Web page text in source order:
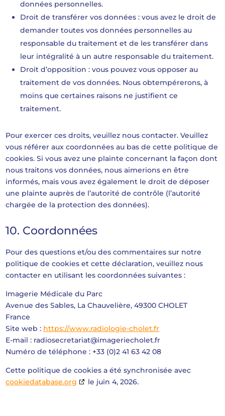
données personnelles.
Droit de transférer vos données : vous avez le droit de
demander toutes vos données personnelles au
responsable du traitement et de les transférer dans
leur intégralité à un autre responsable du traitement.
Droit d’opposition : vous pouvez vous opposer au
traitement de vos données. Nous obtempérerons, à
moins que certaines raisons ne justifient ce
traitement.
Pour exercer ces droits, veuillez nous contacter. Veuillez
vous référer aux coordonnées au bas de cette politique de
cookies. Si vous avez une plainte concernant la façon dont
nous traitons vos données, nous aimerions en être
informés, mais vous avez également le droit de déposer
une plainte auprès de l’autorité de contrôle (l’autorité
chargée de la protection des données).
10. Coordonnées
Pour des questions et/ou des commentaires sur notre
politique de cookies et cette déclaration, veuillez nous
contacter en utilisant les coordonnées suivantes :
Imagerie Médicale du Parc
Avenue des Sables, La Chauvelière, 49300 CHOLET
France
Site web : https://www.radiologie-cholet.fr
E-mail : radiosecretariat@imageriecholet.fr
Numéro de téléphone : +33 (0)2 41 63 42 08
Cette politique de cookies a été synchronisée avec
cookiedatabase.org
le juin 4, 2026.